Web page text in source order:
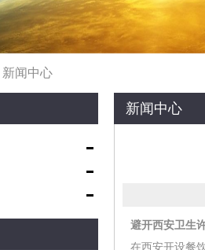
新闻中心
新闻中心
避开西安卫生
在西安开设餐